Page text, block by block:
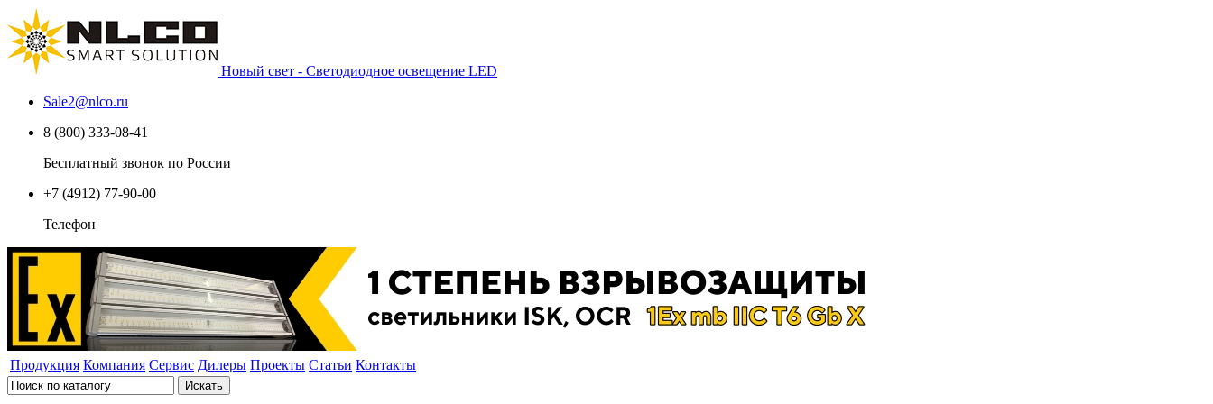
Новый свет - Светодиодное освещение LED
Sale2@nlco.ru
8 (800) 333-08-41
Бесплатный звонок по России
+7 (4912) 77-90-00
Телефон
Продукция Компания Сервис Дилеры Проекты Статьи Контакты